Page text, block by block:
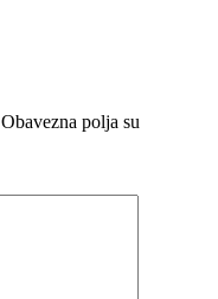
Obavezna polja su